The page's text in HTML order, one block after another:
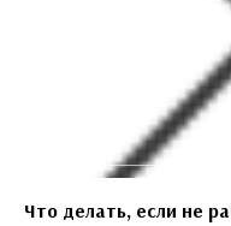
Что делать, если не